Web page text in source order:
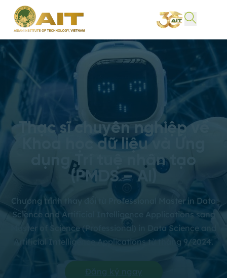
Thạc sĩ chuyên nghiệp về
Khoa học dữ liệu và Ứng
dụng Trí tuệ nhân tạo
(PMDS – AI)
Chương trình thay đổi từ Professional Master in Data
Science and Artificial Intelligence Applications sang
Master of Science (Professional) in Data Science and
Artificial Intelligence Applications từ tháng 9/2024.
Đăng ký ngay